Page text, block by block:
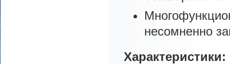
несомненно
Характеристики: